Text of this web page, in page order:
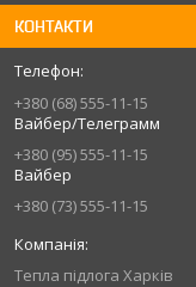
КОНТАКТИ
+380 (68) 555-11-15
Вайбер/Телеграмм
+380 (95) 555-11-15
Вайбер
+380 (73) 555-11-15
Тепла підлога Харків